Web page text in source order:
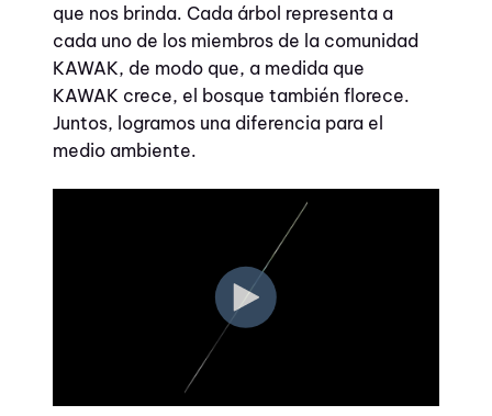
que nos brinda. Cada árbol representa a
cada uno de los miembros de la comunidad
KAWAK, de modo que, a medida que
KAWAK crece, el bosque también florece.
Juntos, logramos una diferencia para el
medio ambiente.